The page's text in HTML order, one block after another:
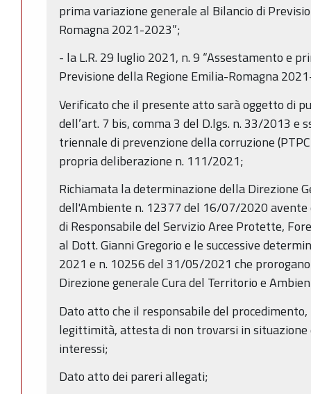
prima variazione generale al Bilancio di
Romagna 2021-2023”;
- la L.R. 29 luglio 2021, n. 9 “Assestamento e
Previsione della Regione Emilia-Romagna
Verificato che il presente atto sarà oggetto di
dell’art. 7 bis, comma 3 del D.lgs. n. 33/2013 e
triennale di prevenzione della corruzione
propria deliberazione n. 111/2021;
Richiamata la determinazione della Direzione
dell'Ambiente n. 12377 del 16/07/2020 avente
di Responsabile del Servizio Aree Protette,
al Dott. Gianni Gregorio e le successive
2021 e n. 10256 del 31/05/2021 che
Direzione generale Cura del Territorio e
Dato atto che il responsabile del
legittimità, attesta di non trovarsi in
interessi;
Dato atto dei pareri allegati;